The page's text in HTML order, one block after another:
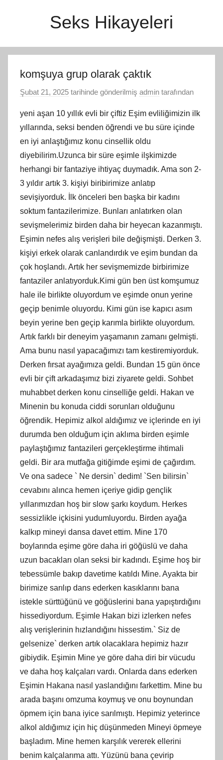
Seks Hikayeleri
komşuya grup olarak çaktık
Şubat 21, 2025 tarihinde gönderilmiş admin tarafından
yeni aşan 10 yıllık evli bir çiftiz Eşim evliliğimizin ilk
yıllarında, seksi benden öğrendi ve bu süre içinde
en iyi anlaştığımız konu cinsellik oldu
diyebilirim.Uzunca bir süre eşimle ilşkimizde
herhangi bir fantaziye ihtiyaç duymadık. Ama son 2-
3 yıldır artık 3. kişiyi biribirimize anlatıp
sevişiyorduk. İlk önceleri ben başka bir kadını
soktum fantazilerimize. Bunları anlatırken olan
sevişmelerimiz birden daha bir heyecan kazanmıştı.
Eşimin nefes alış verişleri bile değişmişti. Derken 3.
kişiyi erkek olarak canlandırdık ve eşim bundan da
çok hoşlandı. Artık her sevişmemizde birbirimize
fantaziler anlatıyorduk.Kimi gün ben üst komşumuz
hale ile birlikte oluyordum ve eşimde onun yerine
geçip benimle oluyordu. Kimi gün ise kapıcı asım
beyin yerine ben geçip karımla birlikte oluyordum.
Artık farklı bir deneyim yaşamanın zamanı gelmişti.
Ama bunu nasıl yapacağımızı tam kestiremiyorduk.
Derken fırsat ayağımıza geldi. Bundan 15 gün önce
evli bir çift arkadaşımız bizi ziyarete geldi. Sohbet
muhabbet derken konu cinselliğe geldi. Hakan ve
Minenin bu konuda ciddi sorunları olduğunu
öğrendik. Hepimiz alkol aldığımız ve içlerinde en iyi
durumda ben olduğum için aklıma birden eşimle
paylaştığımız fantazileri gerçekleştirme ihtimali
geldi. Bir ara mutfağa gitiğimde eşimi de çağırdım.
Ve ona sadece ` Ne dersin` dedim! `Sen bilirsin`
cevabını alınca hemen içeriye gidip gençlik
yıllarımızdan hoş bir slow şarkı koydum. Herkes
sessizlikle içkisini yudumluyordu. Birden ayağa
kalkıp mineyi dansa davet ettim. Mine 170
boylarında eşime göre daha iri göğüslü ve daha
uzun bacakları olan seksi bir kadındı. Eşime hoş bir
tebessümle bakıp davetime katıldı Mine. Ayakta bir
birimize sarılıp dans ederken kasıklarını bana
istekle sürttüğünü ve göğüslerini bana yapıştırdığını
hissediyordum. Eşimle Hakan bizi izlerken nefes
alış verişlerinin hızlandığını hissestim.` Siz de
gelsenize` derken artık olacaklara hepimiz hazır
gibiydik. Eşimin Mine ye göre daha diri bir vücudu
ve daha hoş kalçaları vardı. Onlarda dans ederken
Eşimin Hakana nasıl yaslandığını farkettim. Mine bu
arada başını omzuma koymuş ve onu boynundan
öpmem için bana iyice sarılmıştı. Hepimiz yeterince
alkol aldığımız için hiç düşünmeden Mineyi öpmeye
başladım. Mine hemen karşılık vererek ellerini
benim kalçalarıma attı. Yüzünü bana çevirip